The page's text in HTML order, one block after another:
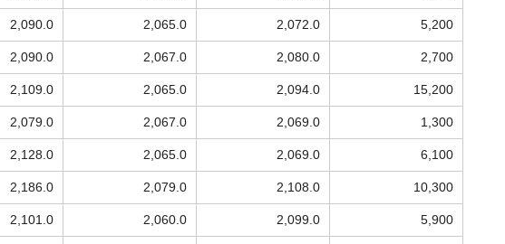
2,090.0 2,065.0 2,072.0 5,200
2,090.0 2,067.0 2,080.0 2,700
2,109.0 2,065.0 2,094.0 15,200
2,079.0 2,067.0 2,069.0 1,300
2,128.0 2,065.0 2,069.0 6,100
2,186.0 2,079.0 2,108.0 10,300
2,101.0 2,060.0 2,099.0 5,900